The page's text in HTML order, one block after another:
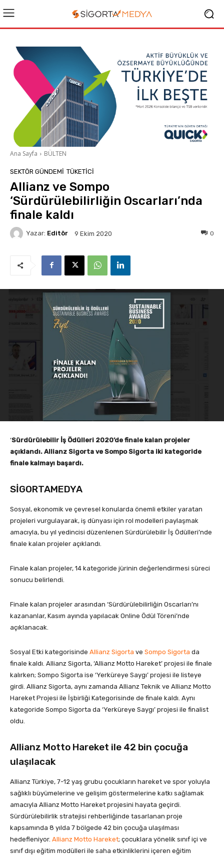
Ana Sayfa BÜLTEN
SEKTÖR GÜNDEMİ TÜKETICI
Allianz ve Sompo
‘Sürdürülebilirliğin Oscarları’nda
finale kaldı
Yazar: Editör 9 Ekim 2020 0
‘Sürdürülebilir İş Ödülleri 2020’de finale kalan projeler
açıklandı. Allianz Sigorta ve Sompo Sigorta iki kategoride
finale kalmayı başardı.
SİGORTAMEDYA
Sosyal, ekonomik ve çevresel konularda önemli etkiler yaratan
projeleri vurgulayarak, iş dünyası için rol modelleri paylaşmak
amacıyla, bu yıl yedincisi düzenlenen Sürdürülebilir İş Ödülleri’nde
finale kalan projeler açıklandı.
Finale kalan projeler, 14 kategoride jürinin değerlendirmesi süreci
sonucu belirlendi.
Finale kalan projeler arasından ‘Sürdürülebilirliğin Oscarları’nı
kazananlar, Kasım ayında yapılacak Online Ödül Töreni’nde
açıklanacak.
Sosyal Etki kategorisinde Allianz Sigorta ve Sompo Sigorta da
finale kaldı. Allianz Sigorta, ‘Allianz Motto Hareket’ projesi ile finale
kalırken; Sompo Sigorta ise ‘Yerküreye Saygı’ projesi ile listeye
girdi. Allianz Sigorta, aynı zamanda Allianz Teknik ve Allianz Motto
Hareket Projesi ile İşbirliği Kategorisinde de finale kaldı. Aynı
kategoride Sompo Sigorta da ‘Yerküreye Saygı’ projesi ile finalist
oldu.
Allianz Motto Hareket ile 42 bin çocuğa
ulaşılacak
Allianz Türkiye, 7-12 yaş grubu çocukların hareket ve spor yoluyla
sağlıklı büyümelerine ve gelişim göstermelerine katkı sağlamak
amacıyla Allianz Motto Hareket projesini hayata geçirdi.
Sürdürülebilirlik stratejisi rehberliğinde tasarlanan proje
kapsamında 8 yılda 7 bölgede 42 bin çocuğa ulaşılması
hedefleniyor. Allianz Motto Hareket; çocuklara yönelik sınıf içi ve
sınıf dışı eğitim modülleri ile saha etkinliklerini içeren eğitim